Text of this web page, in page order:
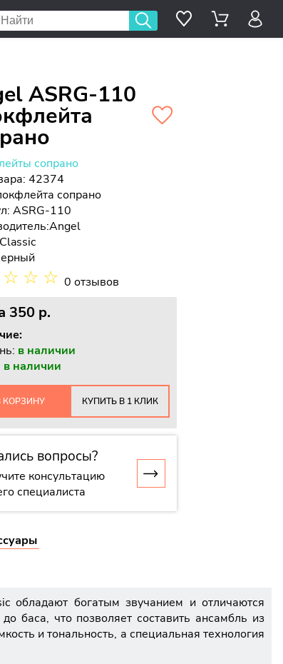
ASRG-110
сопрано
42374
сопрано
ASRG-110
Angel
Classic
☆ ☆ ☆ 0 отзывов
350 p.
в наличии
в наличии
КОРЗИНУ КУПИТЬ В 1 КЛИК
вопросы?
консультацию
специалиста
обладают богатым звучанием и отличаются
баса, что позволяет составить ансамбль из
и тональность, а специальная технология